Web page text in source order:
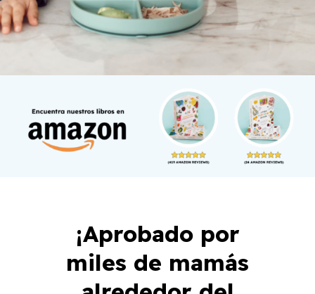
¡Aprobado por
miles de mamás